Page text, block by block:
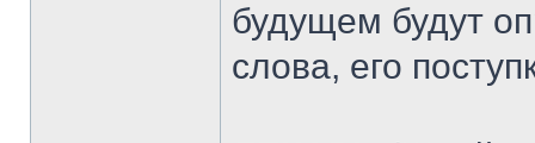
будущем будут
слова, его